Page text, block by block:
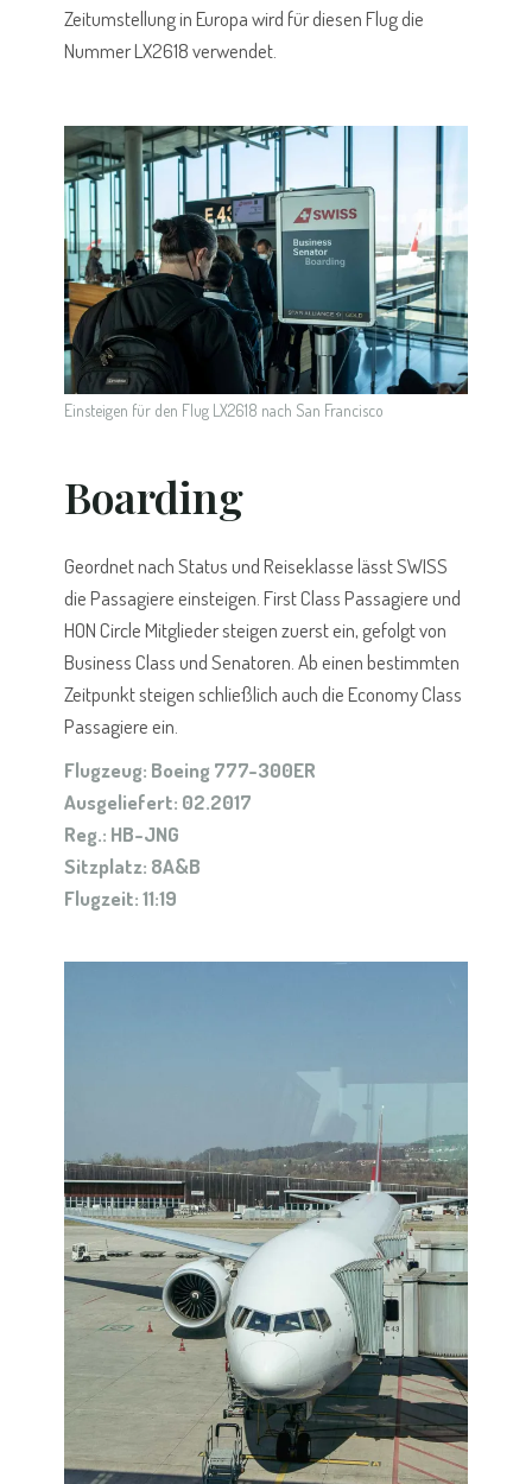
Zeitumstellung in Europa wird für diesen Flug die
Nummer LX2618 verwendet.
Einsteigen für den Flug LX2618 nach San Francisco
Boarding
Geordnet nach Status und Reiseklasse lässt SWISS
die Passagiere einsteigen. First Class Passagiere und
HON Circle Mitglieder steigen zuerst ein, gefolgt von
Business Class und Senatoren. Ab einen bestimmten
Zeitpunkt steigen schließlich auch die Economy Class
Passagiere ein.
Flugzeug: Boeing 777-300ER
Ausgeliefert: 02.2017
Reg.: HB-JNG
Sitzplatz: 8A&B
Flugzeit: 11:19